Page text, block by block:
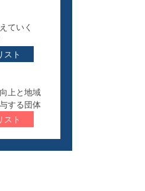
ていく
スト
上と地域
する団体
スト